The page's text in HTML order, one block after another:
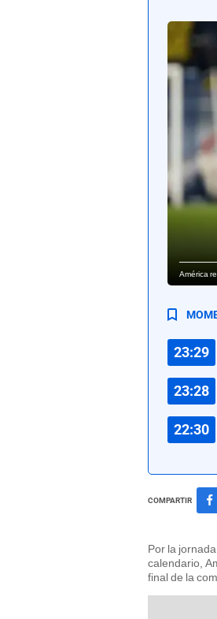
América
23:29
23:28
22:30
COMPARTIR
Por la
calendario,
final de la